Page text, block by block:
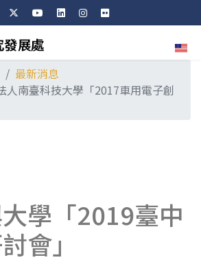
選擇
最新消息
人南臺科技大學「2017車用電子創
學「2019臺中
會」